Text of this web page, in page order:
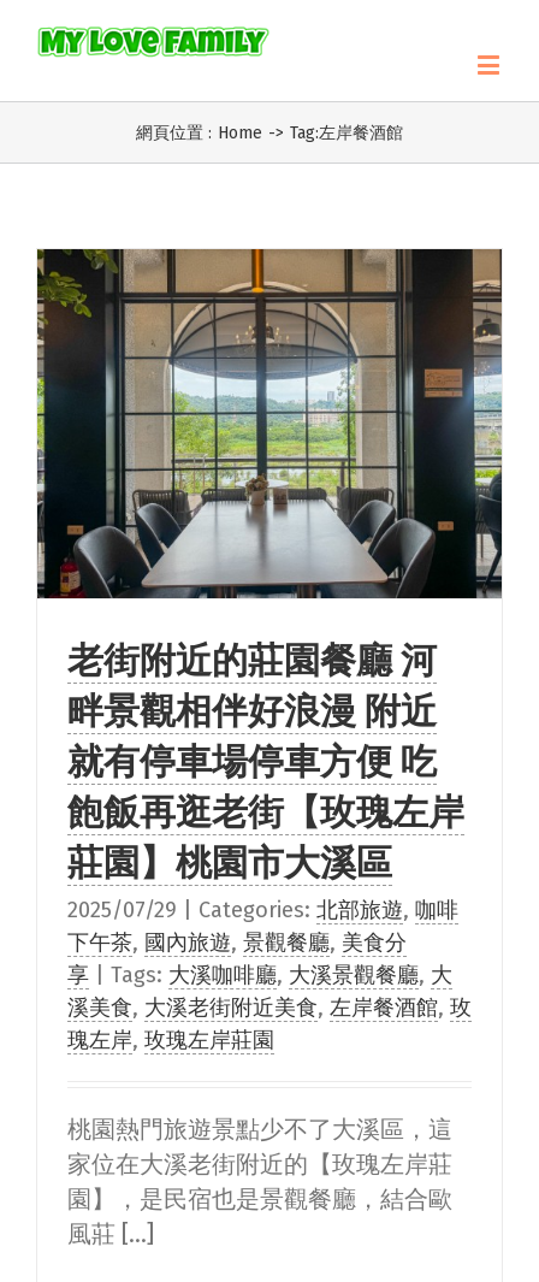
網頁位置 : Home -> Tag:左岸餐酒館
老街附近的莊園餐廳 河
畔景觀相伴好浪漫 附近
就有停車場停車方便 吃
飽飯再逛老街【玫瑰左岸
莊園】桃園市大溪區
2025/07/29 Categories: 北部旅遊, 咖啡
下午茶, 國內旅遊, 景觀餐廳, 美食分
享
Tags: 大溪咖啡廳, 大溪景觀餐廳, 大
溪美食, 大溪老街附近美食, 左岸餐酒館, 玫
瑰左岸, 玫瑰左岸莊園
桃園熱門旅遊景點少不了大溪區，這
家位在大溪老街附近的【玫瑰左岸莊
園】，是民宿也是景觀餐廳，結合歐
風莊 [...]